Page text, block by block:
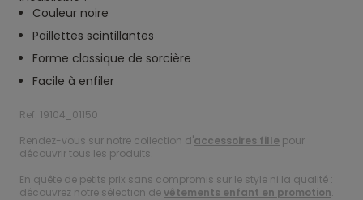
Couleur noire
Paillettes scintillantes
Forme classique de sorcière
Facile à enfiler
Ref. 19104_01150
Rendez-vous sur notre collection d'accessoires fille pour
découvrir tous les produits.
En quête de petits prix sans compromis sur le style ni la qualité :
découvrez notre sélection devêtements enfant en promotion.